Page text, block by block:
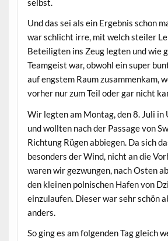
selbst.
Und das sei als ein Ergebnis schon
war schlicht irre, mit welch steiler
Beteiligten ins Zeug legten und wie
Teamgeist war, obwohl ein super
auf engstem Raum zusammenkam,
vorher nur zum Teil oder gar nicht
Wir legten am Montag, den 8. Juli in
und wollten nach der Passage von
Richtung Rügen abbiegen. Da sich
besonders der Wind, nicht an die
waren wir gezwungen, nach Osten
den kleinen polnischen Hafen von
einzulaufen. Dieser war sehr schön
anders.
So ging es am folgenden Tag gleich